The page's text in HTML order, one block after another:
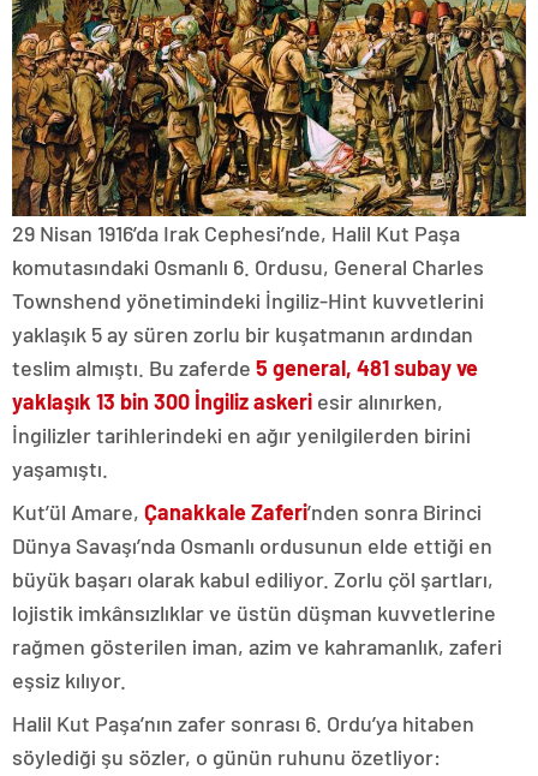
29 Nisan 1916’da Irak Cephesi’nde, Halil Kut Paşa
komutasındaki Osmanlı 6. Ordusu, General Charles
Townshend yönetimindeki İngiliz-Hint kuvvetlerini
yaklaşık 5 ay süren zorlu bir kuşatmanın ardından
teslim almıştı. Bu zaferde 5 general, 481 subay ve
yaklaşık 13 bin 300 İngiliz askeri esir alınırken,
İngilizler tarihlerindeki en ağır yenilgilerden birini
yaşamıştı.
Kut’ül Amare, Çanakkale Zaferi’nden sonra Birinci
Dünya Savaşı’nda Osmanlı ordusunun elde ettiği en
büyük başarı olarak kabul ediliyor. Zorlu çöl şartları,
lojistik imkânsızlıklar ve üstün düşman kuvvetlerine
rağmen gösterilen iman, azim ve kahramanlık, zaferi
eşsiz kılıyor.
Halil Kut Paşa’nın zafer sonrası 6. Ordu’ya hitaben
söylediği şu sözler, o günün ruhunu özetliyor: